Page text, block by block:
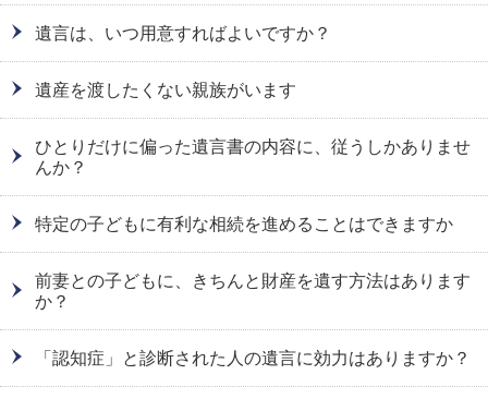
遺言は、いつ用意すればよいですか？
遺産を渡したくない親族がいます
ひとりだけに偏った遺言書の内容に、従うしかありませ
んか？
特定の子どもに有利な相続を進めることはできますか
前妻との子どもに、きちんと財産を遺す方法はあります
か？
「認知症」と診断された人の遺言に効力はありますか？